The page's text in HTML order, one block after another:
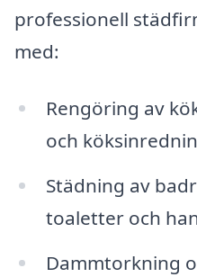
professionell
med:
Rengöring av
och
Städning av
toaletter och
Dammtorkning